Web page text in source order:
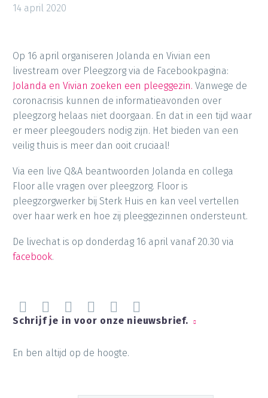
14 april 2020
Op 16 april organiseren Jolanda en Vivian een
livestream over Pleegzorg via de Facebookpagina:
Jolanda en Vivian zoeken een pleeggezin. Vanwege de
coronacrisis kunnen de informatieavonden over
pleegzorg helaas niet doorgaan. En dat in een tijd waar
er meer pleegouders nodig zijn. Het bieden van een
veilig thuis is meer dan ooit cruciaal!
Via een live Q&A beantwoorden Jolanda en collega
Floor alle vragen over pleegzorg. Floor is
pleegzorgwerker bij Sterk Huis en kan veel vertellen
over haar werk en hoe zij pleeggezinnen ondersteunt.
De livechat is op donderdag 16 april vanaf 20.30 via
facebook.
Schrijf je in voor onze nieuwsbrief.
En ben altijd op de hoogte.